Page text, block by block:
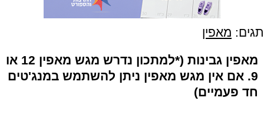
תגים: מאפין
מאפין גבינות (*למתכון נדרש מגש מאפין 12 או
9. אם אין מגש מאפין ניתן להשתמש במנג'טים
חד פעמיים)